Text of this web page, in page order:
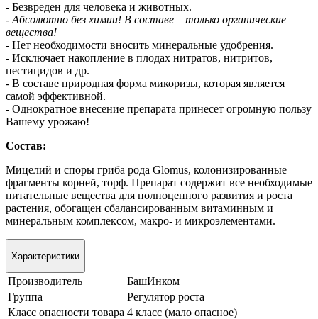
- Безвреден для человека и животных.
- Абсолютно без химии! В составе – только органические
вещества!
- Нет необходимости вносить минеральные удобрения.
- Исключает накопление в плодах нитратов, нитритов,
пестицидов и др.
- В составе природная форма микоризы, которая является
самой эффективной.
- Однократное внесение препарата принесет огромную пользу
Вашему урожаю!
Состав:
Мицелий и споры гриба рода Glomus, колонизированные
фрагменты корней, торф. Препарат содержит все необходимые
питательные вещества для полноценного развития и роста
растения, обогащен сбалансированным витаминным и
минеральным комплексом, макро- и микроэлементами.
Характеристики
Производитель
БашИнком
Группа
Регулятор роста
Класс опасности товара 4 класс (мало опасное)